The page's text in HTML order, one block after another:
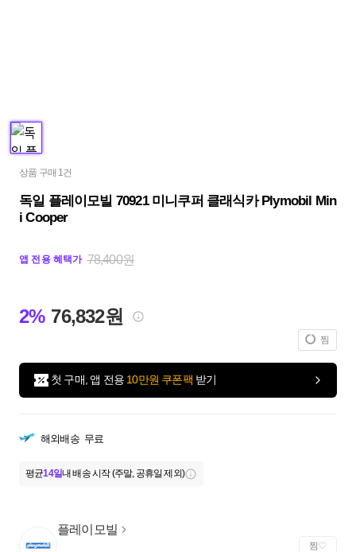
상품 구매 1건
독일 플레이모빌 70921 미니쿠퍼 클래식카 Plymobil Min
i Cooper
앱 전용 혜택가 78,400원
2% 76,832원
찜
첫 구매, 앱 전용 10만원 쿠폰팩 받기
해외배송 무료
평균14일내 배송 시작 (주말, 공휴일 제외)
플레이모빌
찜